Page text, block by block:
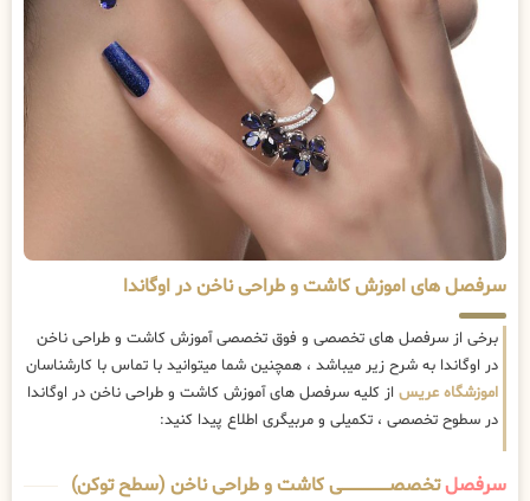
سرفصل های اموزش کاشت و طراحی ناخن در اوگاندا
برخی از سرفصل های تخصصی و فوق تخصصی آموزش کاشت و طراحی ناخن
در اوگاندا به شرح زیر میباشد ، همچنین شما میتوانید با تماس با کارشناسان
اموزشگاه عریس از کلیه سرفصل های آموزش کاشت و طراحی ناخن در اوگاندا
در سطوح تخصصی ، تکمیلی و مربیگری اطلاع پیدا کنید:
سرفصلتخصصــــــــــــــــــــی کاشت و طراحی ناخن (سطح توکن)